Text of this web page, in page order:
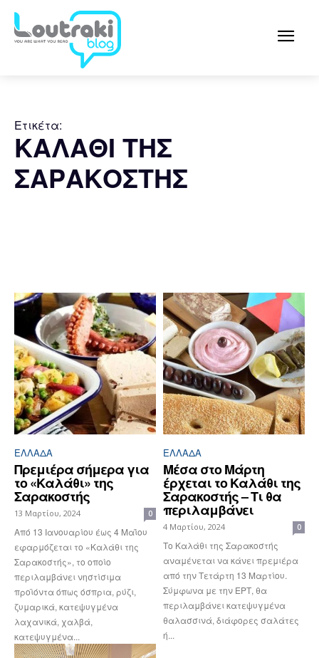
Ετικέτα:
ΚΑΛΑΘΙ ΤΗΣ
ΣΑΡΑΚΟΣΤΗΣ
ΕΛΛΆΔΑ
Πρεμιέρα σήμερα για
το «Καλάθι» της
Σαρακοστής
13 Μαρτίου, 2024 0
Από 13 Ιανουαρίου έως 4 Μαΐου
εφαρμόζεται το «Καλάθι της
Σαρακοστής», το οποίο
περιλαμβάνει νηστίσιμα
προϊόντα όπως όσπρια, ρύζι,
ζυμαρικά, κατεψυγμένα
λαχανικά, χαλβά,
κατεψυγμένα...
ΕΛΛΆΔΑ
Μέσα στο Μάρτη
έρχεται το Καλάθι της
Σαρακοστής – Τι θα
περιλαμβάνει
4 Μαρτίου, 2024 0
Το Καλάθι της Σαρακοστής
αναμένεται να κάνει πρεμιέρα
από την Τετάρτη 13 Μαρτίου.
Σύμφωνα με την ΕΡΤ, θα
περιλαμβάνει κατεψυγμένα
θαλασσινά, διάφορες σαλάτες
ή...